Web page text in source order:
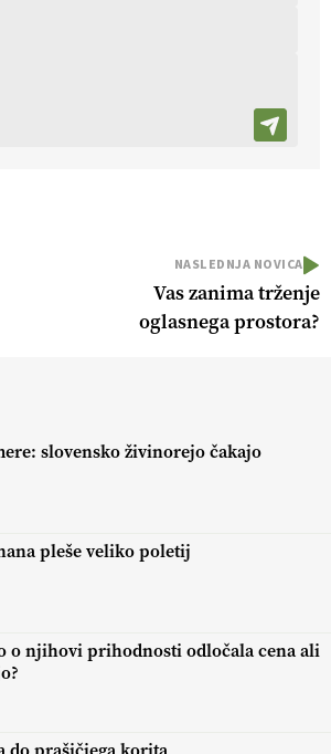
NASLEDNJA NOVICA
Vas zanima trženje
oglasnega prostora?
slovensko živinorejo čakajo
pleše veliko poletij
o njihovi prihodnosti odločala cena ali